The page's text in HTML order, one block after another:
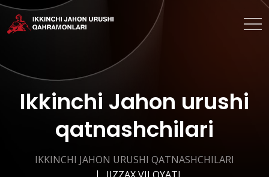
Ikkinchi Jahon urushi
qatnashchilari
IKKINCHI JAHON URUSHI QATNASHCHILARI
JIZZAX VILOYATI